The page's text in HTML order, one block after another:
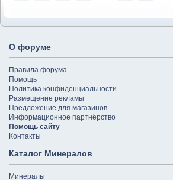
О форуме
Правила форума
Помощь
Политика конфиденциальности
Размещение рекламы
Предложение для магазинов
Информационное партнёрство
Помощь сайту
Контакты
Каталог Минералов
Минералы